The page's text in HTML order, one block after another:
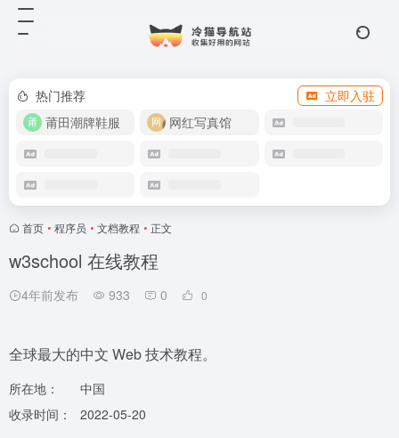
热门推荐
立即入驻
莆田潮牌鞋服
网红写真馆
首页 • 程序员 • 文档教程 • 正文
w3school 在线教程
4年前发布 933 0 0
全球最大的中文 Web 技术教程。
所在地：
中国
收录时间：
2022-05-20